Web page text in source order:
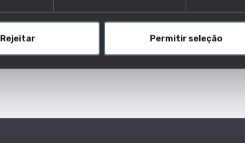
Rejeitar Permitir seleção